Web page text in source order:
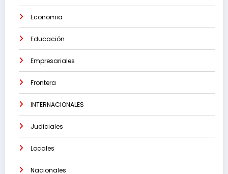
Economia
Educación
Empresariales
Frontera
INTERNACIONALES
Judiciales
Locales
Nacionales